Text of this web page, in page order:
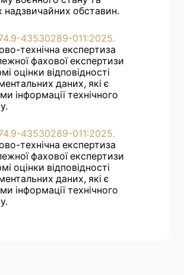
надзвичайних обставин.
43530289-011:2025.
технічна експертиза
фахової експертизи
оцінки відповідності
даних, які є
інформації технічного
43530289-011:2025.
технічна експертиза
фахової експертизи
оцінки відповідності
даних, які є
інформації технічного